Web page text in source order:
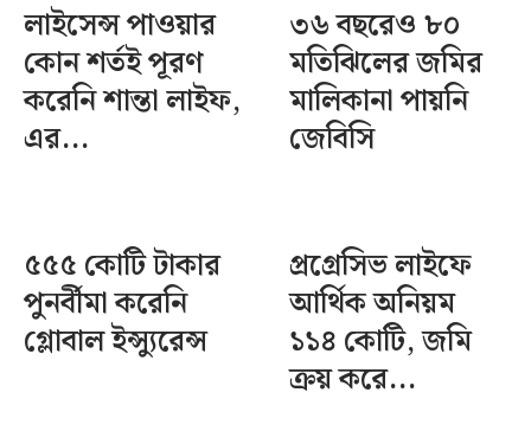
লাইসেন্স পাওয়ার
কোন শর্তই পূরণ
করেনি শান্তা লাইফ,
এর...
৩৬ বছরেও ৮০
মতিঝিলের জমির
মালিকানা পায়নি
জেবিসি
৫৫৫ কোটি টাকার
পুনর্বীমা করেনি
গ্লোবাল ইন্স্যুরেন্স
প্রগ্রেসিভ লাইফে
আর্থিক অনিয়ম
১১৪ কোটি, জমি
ক্রয় করে...